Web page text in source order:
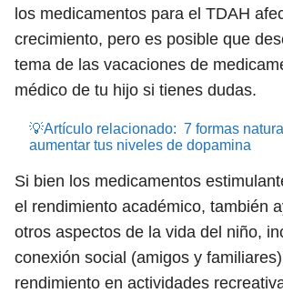
los medicamentos para el TDAH
crecimiento, pero es posible que
tema de las vacaciones de
médico de tu hijo si tienes dudas.
💡Artículo relacionado: 7 formas
aumentar tus niveles de dopamina
Si bien los medicamentos
el rendimiento académico, también
otros aspectos de la vida del niño,
conexión social (amigos y familiares)
rendimiento en actividades